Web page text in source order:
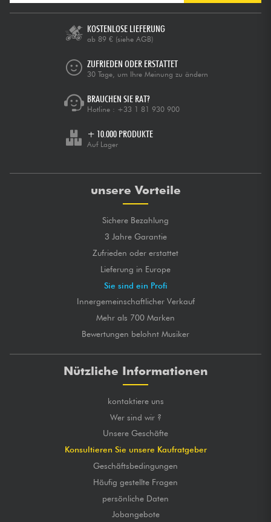
KOSTENLOSE LIEFERUNG
ab 89 € (siehe AGB)
ZUFRIEDEN ODER ERSTATTET
30 Tage, um Ihre Meinung zu ändern
BRAUCHEN SIE RAT?
Hotline : +33 1 81 930 900
+ 10.000 PRODUKTE
Auf Lager
unsere Vorteile
Sichere Bezahlung
3 Jahre Garantie
Zufrieden oder erstattet
Lieferung in Europe
Sie sind ein Profi
Innergemeinschaftlicher Verkauf
Mehr als 700 Marken
Bewertungen belohnt Musiker
Nützliche Informationen
kontaktiere uns
Wer sind wir ?
Unsere Geschäfte
Konsultieren Sie unsere Kaufratgeber
Geschäftsbedingungen
Häufig gestellte Fragen
persönliche Daten
Jobangebote